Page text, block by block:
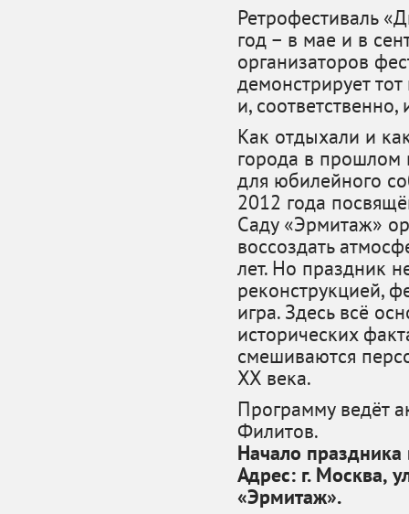
Ретрофестиваль
год – в мае и в
организаторов
демонстрирует
и,
Как отдыхали и
города в прошлом
для юбилейного
2012 года
Саду «Эрмитаж»
воссоздать
лет. Но праздник
реконструкцией,
игра. Здесь всё
исторических
смешиваются
ХХ века.
Программу ведёт
Филитов.
Начало
Адрес: г. Москва,
«Эрмитаж».